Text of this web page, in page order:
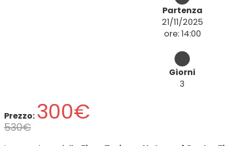
Partenza
21/11/2025
ore: 14:00
Giorni
3
Prezzo: 300€
530€